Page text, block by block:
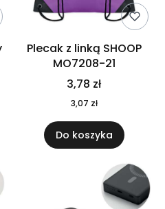
Plecak z linką SHOOP
MO7208-21
3,78 zł
3,07 zł
Do koszyka